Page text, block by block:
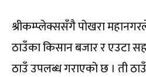
श्रीकम्प्लेक्ससँगै पोखरा
ठाउँका किसान बजार र एउटा
ठाउँ उपलब्ध गराएको छ । ती